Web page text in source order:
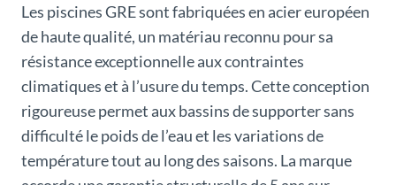
Les piscines GRE sont fabriquées en acier européen
de haute qualité, un matériau reconnu pour sa
résistance exceptionnelle aux contraintes
climatiques et à l’usure du temps. Cette conception
rigoureuse permet aux bassins de supporter sans
difficulté le poids de l’eau et les variations de
température tout au long des saisons. La marque